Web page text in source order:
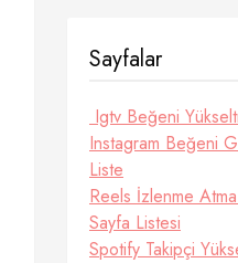
Sayfalar
Igtv Beğeni
Instagram Beğeni
Liste
Reels İzlenme
Sayfa Listesi
Spotify Takipçi